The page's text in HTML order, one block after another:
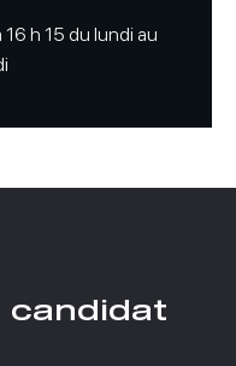
16 h 15 du lundi au
candidat